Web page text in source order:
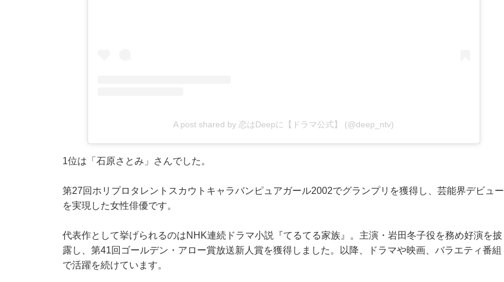
A post shared by 恋はDeepに【ドラマ公式】 (@deep_ntv)
1位は「石原さとみ」さんでした。
第27回ホリプロタレントスカウトキャラバンピュアガール2002でグランプリを獲得し、芸能界デビュー
を実現した女性俳優です。
代表作として挙げられるのはNHK連続ドラマ小説『てるてる家族』。主演・岩田冬子役を務め好演を披
露し、第41回ゴールデン・アロー賞放送新人賞を獲得しました。以降、ドラマや映画、バラエティ番組
で活躍を続けています。